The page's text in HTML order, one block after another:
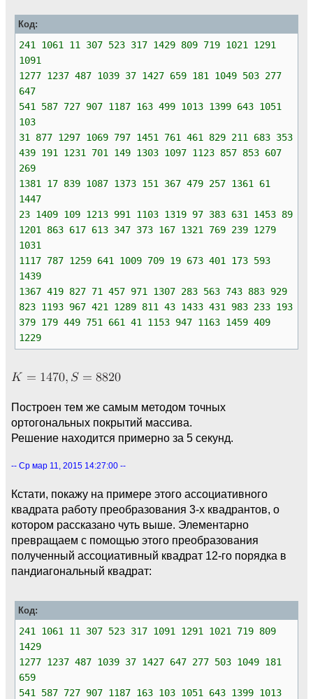
Код:
241 1061 11 307 523 317 1429 809 719 1021 1291
1091
1277 1237 487 1039 37 1427 659 181 1049 503 277
647
541 587 727 907 1187 163 499 1013 1399 643 1051
103
31 877 1297 1069 797 1451 761 461 829 211 683 353
439 191 1231 701 149 1303 1097 1123 857 853 607
269
1381 17 839 1087 1373 151 367 479 257 1361 61
1447
23 1409 109 1213 991 1103 1319 97 383 631 1453 89
1201 863 617 613 347 373 167 1321 769 239 1279
1031
1117 787 1259 641 1009 709 19 673 401 173 593
1439
1367 419 827 71 457 971 1307 283 563 743 883 929
823 1193 967 421 1289 811 43 1433 431 983 233 193
379 179 449 751 661 41 1153 947 1163 1459 409
1229
Построен тем же самым методом точных
ортогональных покрытий массива.
Решение находится примерно за 5 секунд.
-- Ср мар 11, 2015 14:27:00 --
Кстати, покажу на примере этого ассоциативного
квадрата работу преобразования 3-х квадрантов, о
котором рассказано чуть выше. Элементарно
превращаем с помощью этого преобразования
полученный ассоциативный квадрат 12-го порядка в
пандиагональный квадрат:
Код:
241 1061 11 307 523 317 1091 1291 1021 719 809
1429
1277 1237 487 1039 37 1427 647 277 503 1049 181
659
541 587 727 907 1187 163 103 1051 643 1399 1013